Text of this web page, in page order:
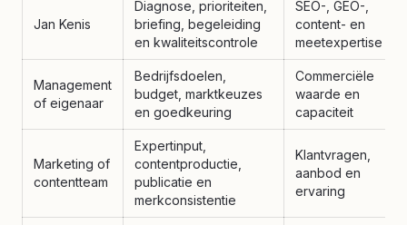
Jan Kenis
Diagnose, prioriteiten,
briefing, begeleiding
en kwaliteitscontrole
SEO-, GEO-,
content- en
meetexpertise
Management
of eigenaar
Bedrijfsdoelen,
budget, marktkeuzes
en goedkeuring
Commerciële
waarde en
capaciteit
Marketing of
contentteam
Expertinput,
contentproductie,
publicatie en
merkconsistentie
Klantvragen,
aanbod en
ervaring